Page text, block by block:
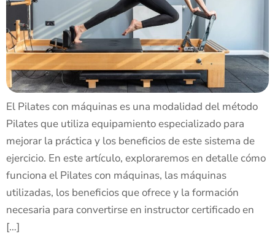
El Pilates con máquinas es una modalidad del método
Pilates que utiliza equipamiento especializado para
mejorar la práctica y los beneficios de este sistema de
ejercicio. En este artículo, exploraremos en detalle cómo
funciona el Pilates con máquinas, las máquinas
utilizadas, los beneficios que ofrece y la formación
necesaria para convertirse en instructor certificado en
[…]